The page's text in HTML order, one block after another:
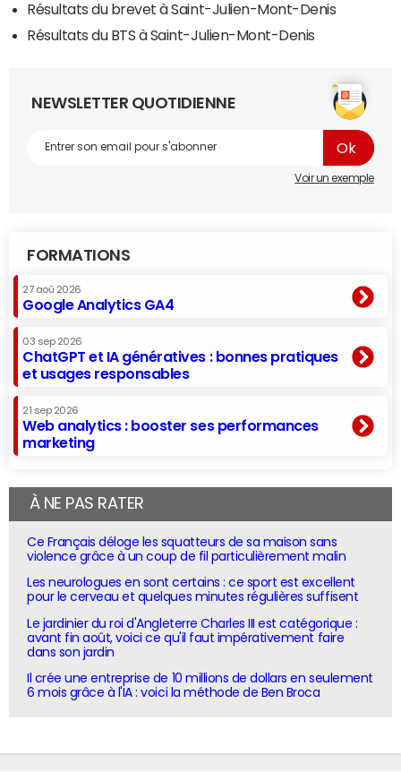
Résultats du brevet à Saint-Julien-Mont-Denis
Résultats du BTS à Saint-Julien-Mont-Denis
NEWSLETTER QUOTIDIENNE
Voir un exemple
FORMATIONS
27 aoû 2026
Google Analytics GA4
03 sep 2026
ChatGPT et IA génératives : bonnes pratiques
et usages responsables
21 sep 2026
Web analytics : booster ses performances
marketing
À NE PAS RATER
Ce Français déloge les squatteurs de sa maison sans
violence grâce à un coup de fil particulièrement malin
Les neurologues en sont certains : ce sport est excellent
pour le cerveau et quelques minutes régulières suffisent
Le jardinier du roi d'Angleterre Charles III est catégorique :
avant fin août, voici ce qu'il faut impérativement faire
dans son jardin
Il crée une entreprise de 10 millions de dollars en seulement
6 mois grâce à l'IA : voici la méthode de Ben Broca